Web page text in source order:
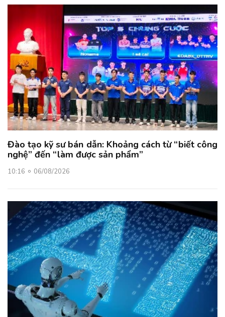
Đào tạo kỹ sư bán dẫn: Khoảng cách từ “biết công
nghệ” đến “làm được sản phẩm”
10:16 06/08/2026